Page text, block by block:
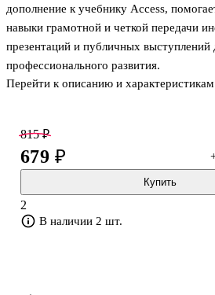
дополнение к учебнику Access,
навыки грамотной и четкой передачи
презентаций и публичных выступлений
профессионального развития.
среднего уровня. Каждый уровень
рассчитан на 80 часов. Ключевые
блоки в модулях. Разнообразие текстов
Реалистичные повседневные диалоги.
аудирования и устной речи.
Перейти к описанию и характеристикам
815 ₽
679 ₽
Купить
2
В наличии 2 шт.